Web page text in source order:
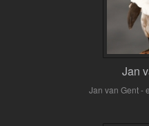
Jan
Jan van Gent -